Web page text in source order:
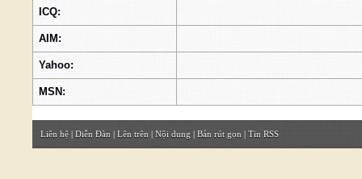
ICQ:
AIM:
Yahoo:
MSN:
Liên hệ | Diễn Đàn | Lên trên | Nội dung | Bản rút gọn | Tin RSS